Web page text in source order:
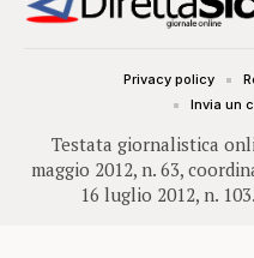
Testata giornalistica
maggio 2012, n. 63,
16 luglio 2012, n. 103.
Privacy policy
Invia un